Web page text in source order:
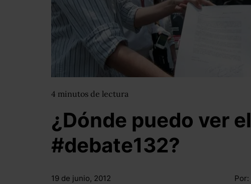
4 minutos de lectura
¿Dónde puedo ver el
#debate132?
19 de junio, 2012 Por: